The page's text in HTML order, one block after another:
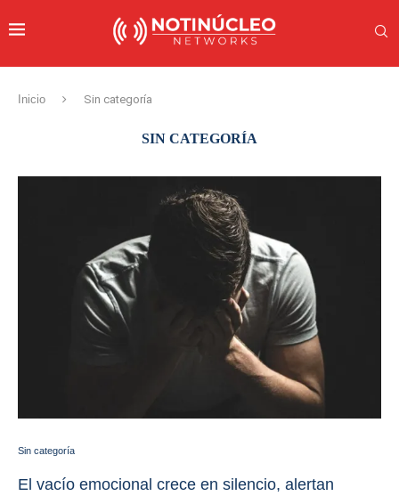
Inicio Sin categoría
SIN CATEGORÍA
Sin categoría
El vacío emocional crece en silencio, alertan